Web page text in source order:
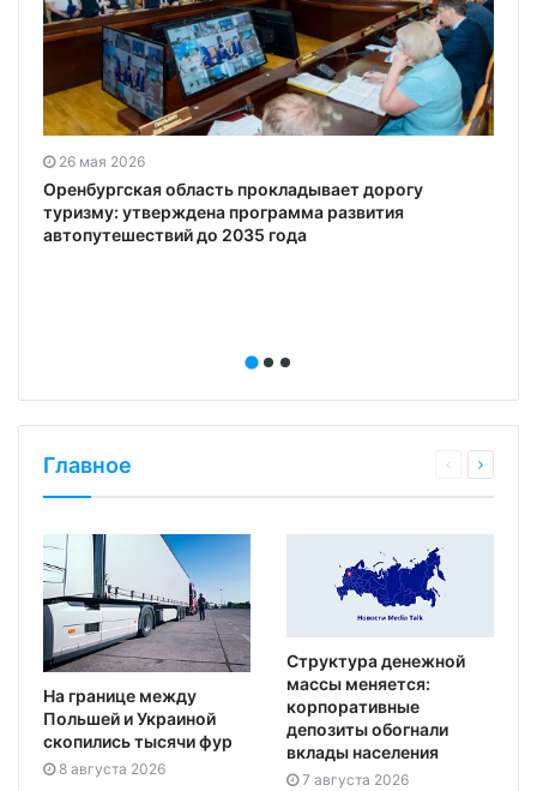
26 мая 2026
Оренбургская область прокладывает дорогу
туризму: утверждена программа развития
автопутешествий до 2035 года
Главное
На границе между
Польшей и Украиной
скопились тысячи фур
8 августа 2026
Структура денежной
массы меняется:
корпоративные
депозиты обогнали
вклады населения
7 августа 2026